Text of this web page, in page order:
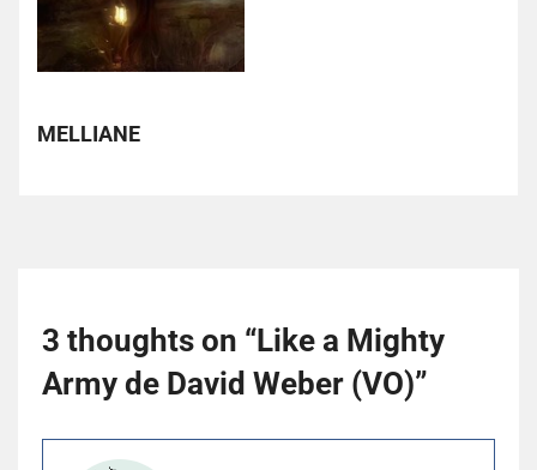
MELLIANE
3 thoughts on “Like a Mighty
Army de David Weber (VO)”